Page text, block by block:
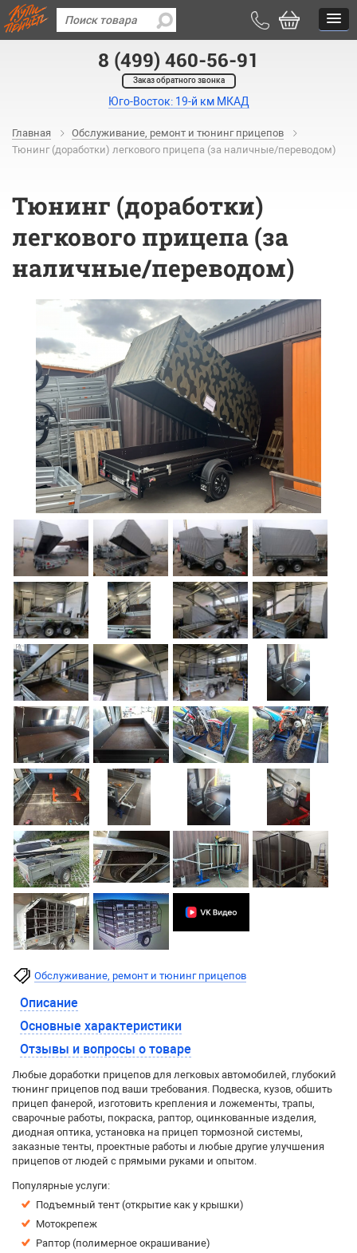
8 (499) 460-56-91
Заказ обратного звонка
Юго-Восток: 19-й км МКАД
Главная
Обслуживание, ремонт и тюнинг прицепов
Тюнинг (доработки) легкового прицепа (за наличные/переводом)
Тюнинг (доработки)
легкового прицепа (за
наличные/переводом)
Обслуживание, ремонт и тюнинг прицепов
Описание
Основные характеристики
Отзывы и вопросы о товаре
Любые доработки прицепов для легковых автомобилей, глубокий
тюнинг прицепов под ваши требования. Подвеска, кузов, обшить
прицеп фанерой, изготовить крепления и ложементы, трапы,
сварочные работы, покраска, раптор, оцинкованные изделия,
диодная оптика, установка на прицеп тормозной системы,
заказные тенты, проектные работы и любые другие улучшения
прицепов от людей с прямыми руками и опытом.
Популярные услуги:
Подъемный тент (открытие как у крышки)
Мотокрепеж
Раптор (полимерное окрашивание)